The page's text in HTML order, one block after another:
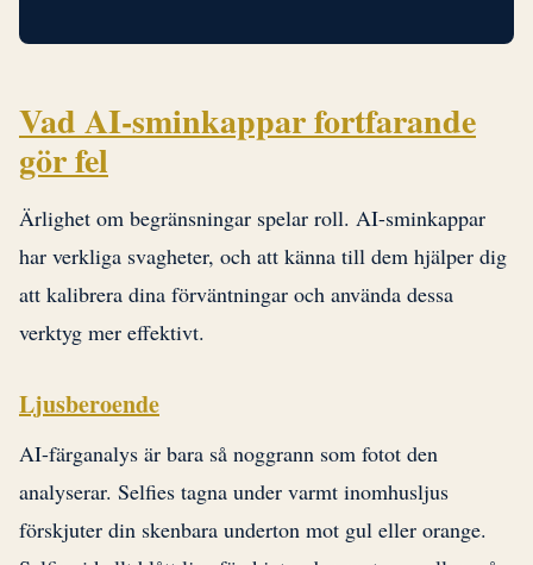
Vad AI-sminkappar fortfarande
gör fel
Ärlighet om begränsningar spelar roll. AI-sminkappar
har verkliga svagheter, och att känna till dem hjälper dig
att kalibrera dina förväntningar och använda dessa
verktyg mer effektivt.
Ljusberoende
AI-färganalys är bara så noggrann som fotot den
analyserar. Selfies tagna under varmt inomhusljus
förskjuter din skenbara underton mot gul eller orange.